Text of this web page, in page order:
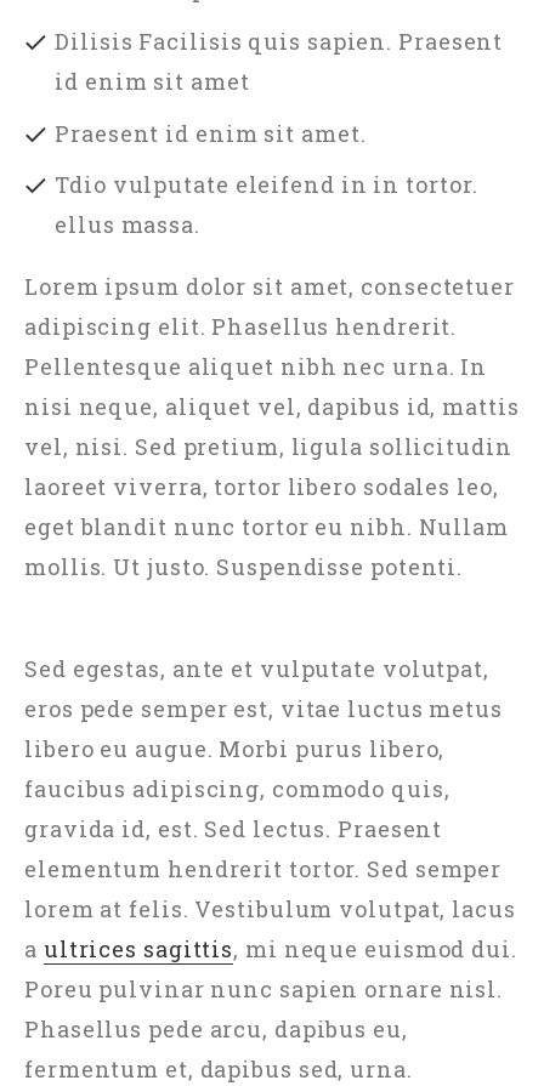
Dilisis Facilisis quis sapien. Praesent
id enim sit amet
Praesent id enim sit amet.
Tdio vulputate eleifend in in tortor.
ellus massa.
Lorem ipsum dolor sit amet, consectetuer
adipiscing elit. Phasellus hendrerit.
Pellentesque aliquet nibh nec urna. In
nisi neque, aliquet vel, dapibus id, mattis
vel, nisi. Sed pretium, ligula sollicitudin
laoreet viverra, tortor libero sodales leo,
eget blandit nunc tortor eu nibh. Nullam
mollis. Ut justo. Suspendisse potenti.
Sed egestas, ante et vulputate volutpat,
eros pede semper est, vitae luctus metus
libero eu augue. Morbi purus libero,
faucibus adipiscing, commodo quis,
gravida id, est. Sed lectus. Praesent
elementum hendrerit tortor. Sed semper
lorem at felis. Vestibulum volutpat, lacus
a ultrices sagittis, mi neque euismod dui.
Poreu pulvinar nunc sapien ornare nisl.
Phasellus pede arcu, dapibus eu,
fermentum et, dapibus sed, urna.